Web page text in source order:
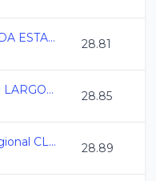
1ERA TEMPORADA ESTATAL LIGA DORADA CL 2026 28.81
ESTATAL CURSO LARGO 2026 MERIDA 28.85
Campeonato Regional CL 2026 28.89